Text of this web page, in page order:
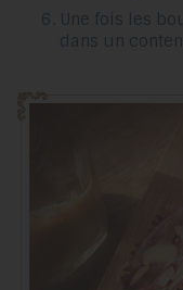
Une fois les
dans un